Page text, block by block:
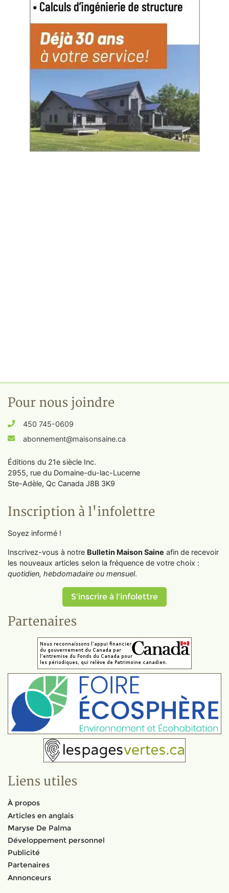
Pour nous joindre
450 745-0609
abonnement@maisonsaine.ca
Éditions du 21e siècle Inc.
2955, rue du Domaine-du-lac-Lucerne
Ste-Adèle, Qc Canada J8B 3K9
Inscription à l'infolettre
Soyez informé !
Inscrivez-vous à notre Bulletin Maison Saine afin de recevoir
les nouveaux articles selon la fréquence de votre choix :
quotidien, hebdomadaire ou mensuel.
S'inscrire à l'infolettre
Partenaires
Liens utiles
À propos
Articles en anglais
Maryse De Palma
Développement personnel
Publicité
Partenaires
Annonceurs